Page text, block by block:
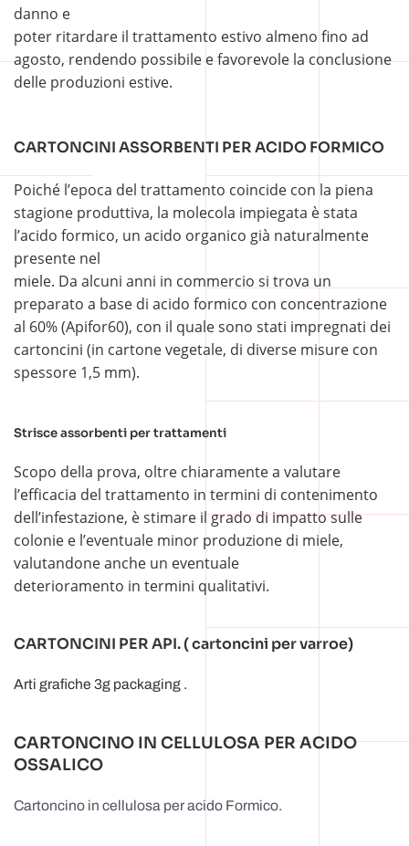
danno e
poter ritardare il trattamento estivo almeno fino ad
agosto, rendendo possibile e favorevole la conclusione
delle produzioni estive.
CARTONCINI ASSORBENTI PER ACIDO FORMICO
Poiché l’epoca del trattamento coincide con la piena
stagione produttiva, la molecola impiegata è stata
l’acido formico, un acido organico già naturalmente
presente nel
miele. Da alcuni anni in commercio si trova un
preparato a base di acido formico con concentrazione
al 60% (Apifor60), con il quale sono stati impregnati dei
cartoncini (in cartone vegetale, di diverse misure con
spessore 1,5 mm).
Strisce assorbenti per trattamenti
Scopo della prova, oltre chiaramente a valutare
l’efficacia del trattamento in termini di contenimento
dell’infestazione, è stimare il grado di impatto sulle
colonie e l’eventuale minor produzione di miele,
valutandone anche un eventuale
deterioramento in termini qualitativi.
CARTONCINI PER API. ( cartoncini per varroe)
Arti grafiche 3g packaging .
CARTONCINO IN CELLULOSA PER ACIDO
OSSALICO
Cartoncino in cellulosa per acido Formico.